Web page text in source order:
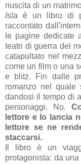
riuscita di un
Isla è un libro di
raccontato
le pagine dedicate
teatri di guerra del
catapultato nel
come un film o una
e blitz. Fin dalle
romanzo nel quale
dandosi il tempo di
personaggi. No.
lettore e lo lancia
lettore se ne
staccarsi.
Il libro è un
protagonista: da